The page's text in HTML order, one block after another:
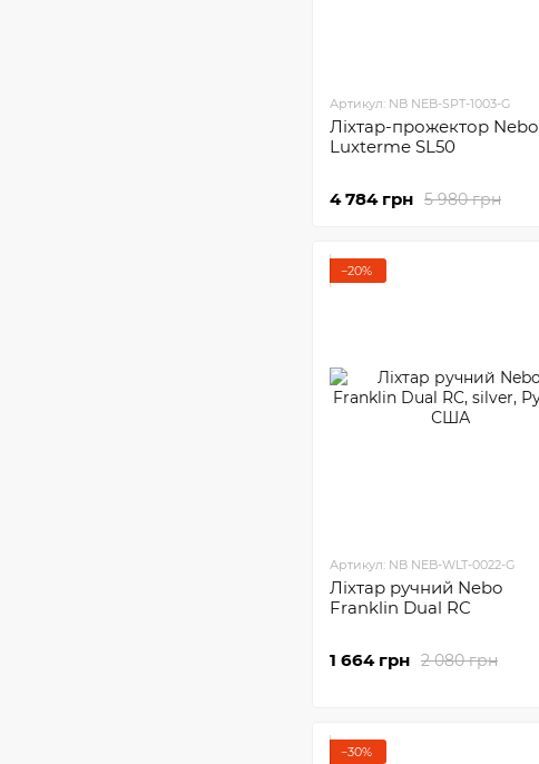
Артикул: NB NEB-SPT-1003-G
Ліхтар-прожектор Nebo
Luxterme SL50
5 980 грн
4 784 грн
−20%
Артикул: NB NEB-WLT-0022-G
Ліхтар ручний Nebo
Franklin Dual RC
2 080 грн
1 664 грн
−30%